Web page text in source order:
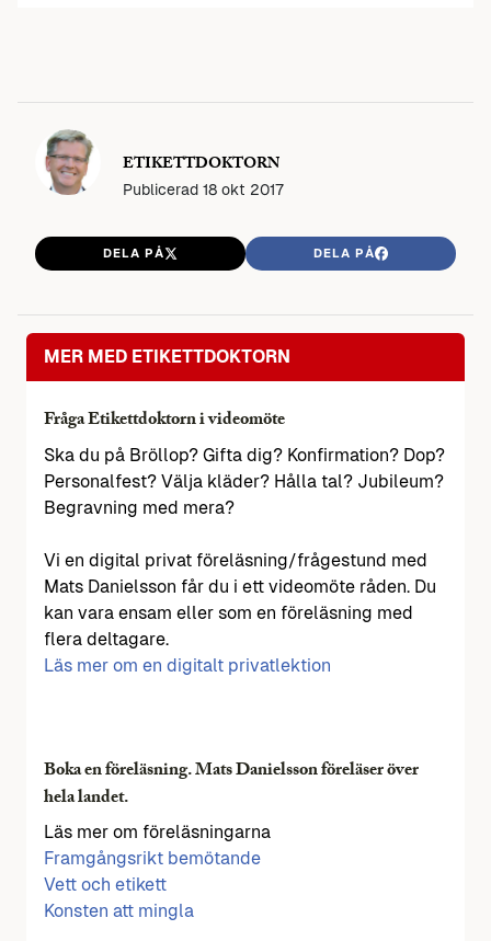
ETIKETTDOKTORN
Publicerad 18 okt 2017
DELA PÅ DELA PÅ
MER MED ETIKETTDOKTORN
Fråga Etikettdoktorn i videomöte
Ska du på Bröllop? Gifta dig? Konfirmation? Dop?
Personalfest? Välja kläder? Hålla tal? Jubileum?
Begravning med mera?
Vi en digital privat föreläsning/frågestund med
Mats Danielsson får du i ett videomöte råden. Du
kan vara ensam eller som en föreläsning med
flera deltagare.
Läs mer om en digitalt privatlektion
Boka en föreläsning. Mats Danielsson föreläser över
hela landet.
Läs mer om föreläsningarna
Framgångsrikt bemötande
Vett och etikett
Konsten att mingla